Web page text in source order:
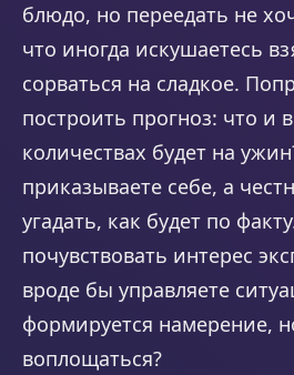
блюдо, но переедать не
что иногда искушаетесь
сорваться на сладкое.
построить прогноз: что и
количествах будет на
приказываете себе, а
угадать, как будет по
почувствовать интерес
вроде бы управляете
формируется намерение,
воплощаться?